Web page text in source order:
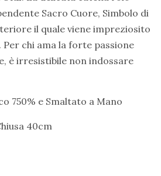
Sacro Cuore, Simbolo di
il quale viene impreziosito
chi ama la forte passione
è irresistibile non indossare
750% e Smaltato a Mano
40cm